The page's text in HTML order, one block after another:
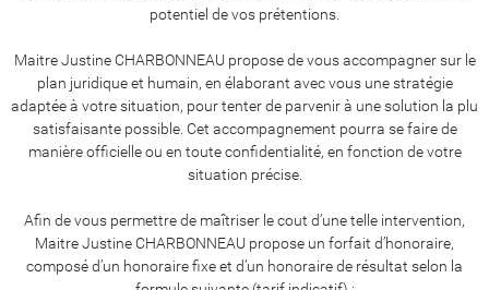
potentiel de vos prétentions.
Maitre Justine CHARBONNEAU propose de vous accompagner sur le
plan juridique et humain, en élaborant avec vous une stratégie
adaptée à votre situation, pour tenter de parvenir à une solution la plu
satisfaisante possible. Cet accompagnement pourra se faire de
manière officielle ou en toute confidentialité, en fonction de votre
situation précise.
Afin de vous permettre de maîtriser le cout d’une telle intervention,
Maitre Justine CHARBONNEAU propose un forfait d’honoraire,
composé d’un honoraire fixe et d’un honoraire de résultat selon la